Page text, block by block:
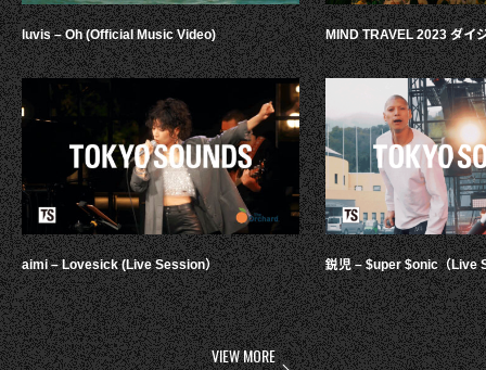
luvis – Oh (Official Music Video)
aimi – Lovesick (Live Session）
MIND TRAVEL 2023 ダイ
鋭児 – $uper $onic（Live
VIEW MORE